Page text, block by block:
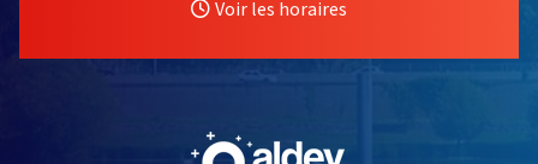
Voir les horaires